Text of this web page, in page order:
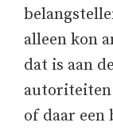
alleen kon
dat is aan
autoriteiten
of daar een